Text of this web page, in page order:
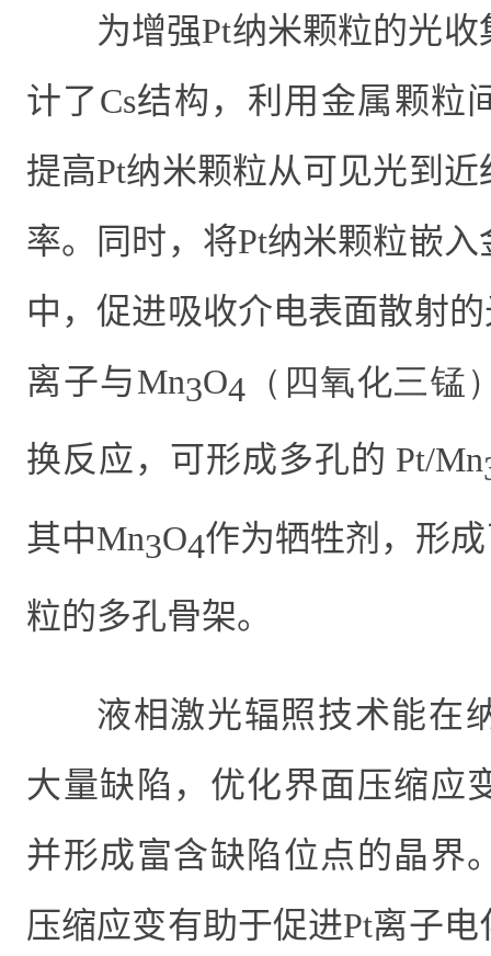
为增强Pt纳米颗粒的光
计了Cs结构，利用金属颗粒
提高Pt纳米颗粒从可见光到
率。同时，将Pt纳米颗粒嵌入
中，促进吸收介电表面散射
离子与Mn3O4 （四氧化三锰
换反应，可形成多孔的 Pt/Mn
其中Mn3O4作为牺牲剂，形
粒的多孔骨架。
液相激光辐照技术能在
大量缺陷，优化界面压缩应
并形成富含缺陷位点的晶界
压缩应变有助于促进Pt离子电